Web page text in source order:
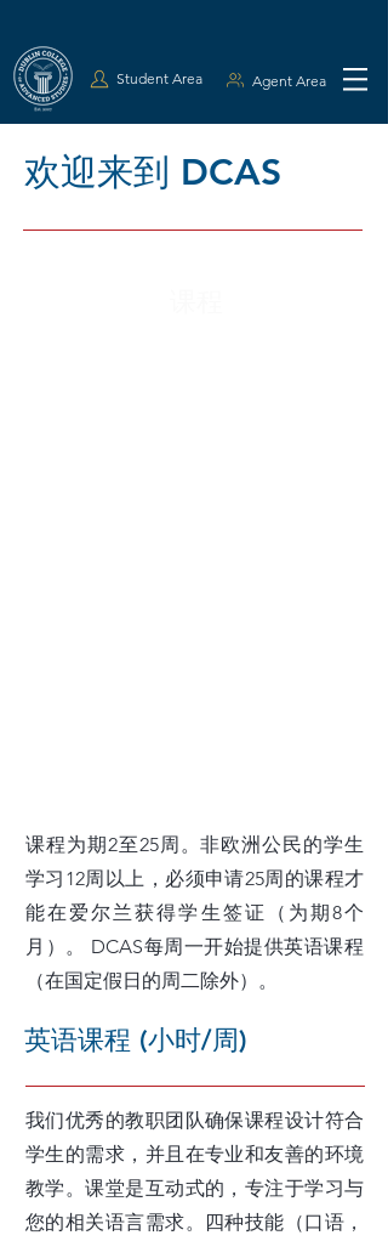
Student Area Agent Area
欢迎来到 DCAS
课程为期2至25周。非欧洲公民的学生
学习12周以上，必须申请25周的课程才
能在爱尔兰获得学生签证（为期8个
月）。 DCAS每周一开始提供英语课程
（在国定假日的周二除外）。
英语课程 (小时/周)
我们优秀的教职团队确保课程设计符合
学生的需求，并且在专业和友善的环境
教学。课堂是互动式的，专注于学习与
您的相关语言需求。四种技能（口语，